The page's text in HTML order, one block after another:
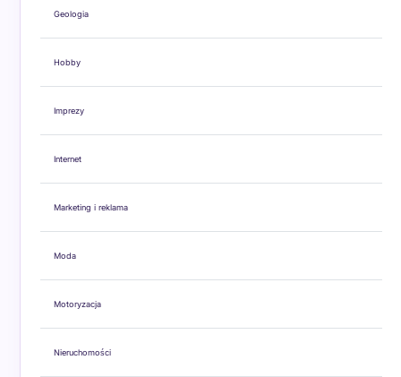
Geologia
Hobby
Imprezy
Internet
Marketing i reklama
Moda
Motoryzacja
Nieruchomości